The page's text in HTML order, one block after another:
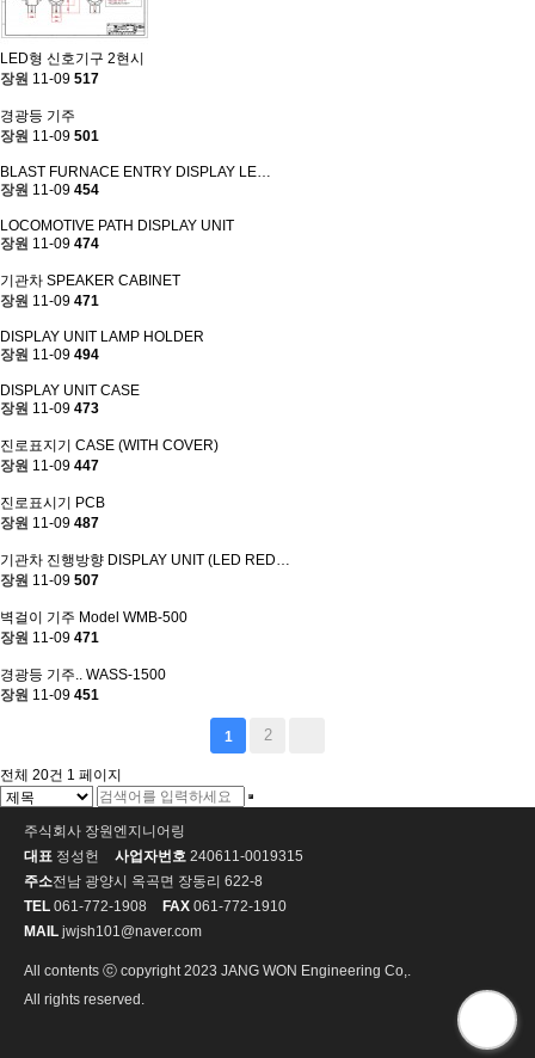
LED형 신호기구 2현시
장원 11-09 517
경광등 기주
장원 11-09 501
BLAST FURNACE ENTRY DISPLAY LE…
장원 11-09 454
LOCOMOTIVE PATH DISPLAY UNIT
장원 11-09 474
기관차 SPEAKER CABINET
장원 11-09 471
DISPLAY UNIT LAMP HOLDER
장원 11-09 494
DISPLAY UNIT CASE
장원 11-09 473
진로표지기 CASE (WITH COVER)
장원 11-09 447
진로표시기 PCB
장원 11-09 487
기관차 진행방향 DISPLAY UNIT (LED RED…
장원 11-09 507
벽걸이 기주 Model WMB-500
장원 11-09 471
경광등 기주.. WASS-1500
장원 11-09 451
1 2
전체 20건 1 페이지
주식회사 장원엔지니어링
대표 정성헌 사업자번호 240611-0019315
주소전남 광양시 옥곡면 장동리 622-8
TEL 061-772-1908 FAX 061-772-1910
MAIL jwjsh101@naver.com
All contents ⓒ copyright 2023 JANG WON Engineering Co,.
All rights reserved.